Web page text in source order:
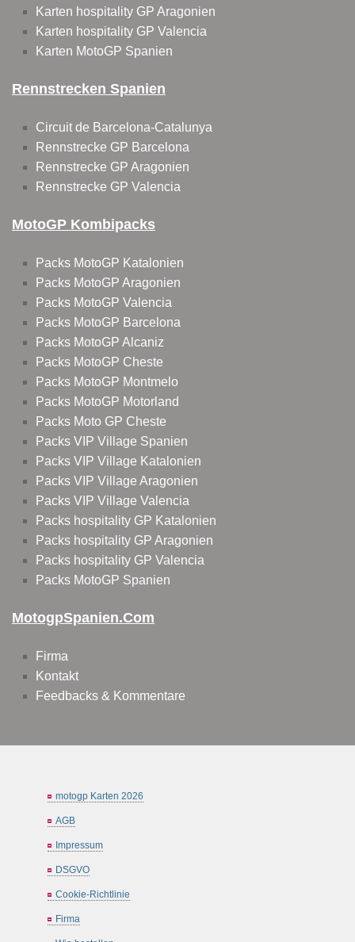
Karten hospitality GP Aragonien
Karten hospitality GP Valencia
Karten MotoGP Spanien
Rennstrecken Spanien
Circuit de Barcelona-Catalunya
Rennstrecke GP Barcelona
Rennstrecke GP Aragonien
Rennstrecke GP Valencia
MotoGP Kombipacks
Packs MotoGP Katalonien
Packs MotoGP Aragonien
Packs MotoGP Valencia
Packs MotoGP Barcelona
Packs MotoGP Alcaniz
Packs MotoGP Cheste
Packs MotoGP Montmelo
Packs MotoGP Motorland
Packs Moto GP Cheste
Packs VIP Village Spanien
Packs VIP Village Katalonien
Packs VIP Village Aragonien
Packs VIP Village Valencia
Packs hospitality GP Katalonien
Packs hospitality GP Aragonien
Packs hospitality GP Valencia
Packs MotoGP Spanien
MotogpSpanien.com
Firma
Kontakt
Feedbacks & Kommentare
motogp Karten 2026
AGB
Impressum
DSGVO
Cookie-Richtlinie
Firma